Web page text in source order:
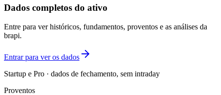
Dados completos do ativo
Entre para ver históricos, fundamentos, proventos e as análises da
brapi.
Entrar para ver os dados
Startup e Pro · dados de fechamento, sem intraday
Proventos